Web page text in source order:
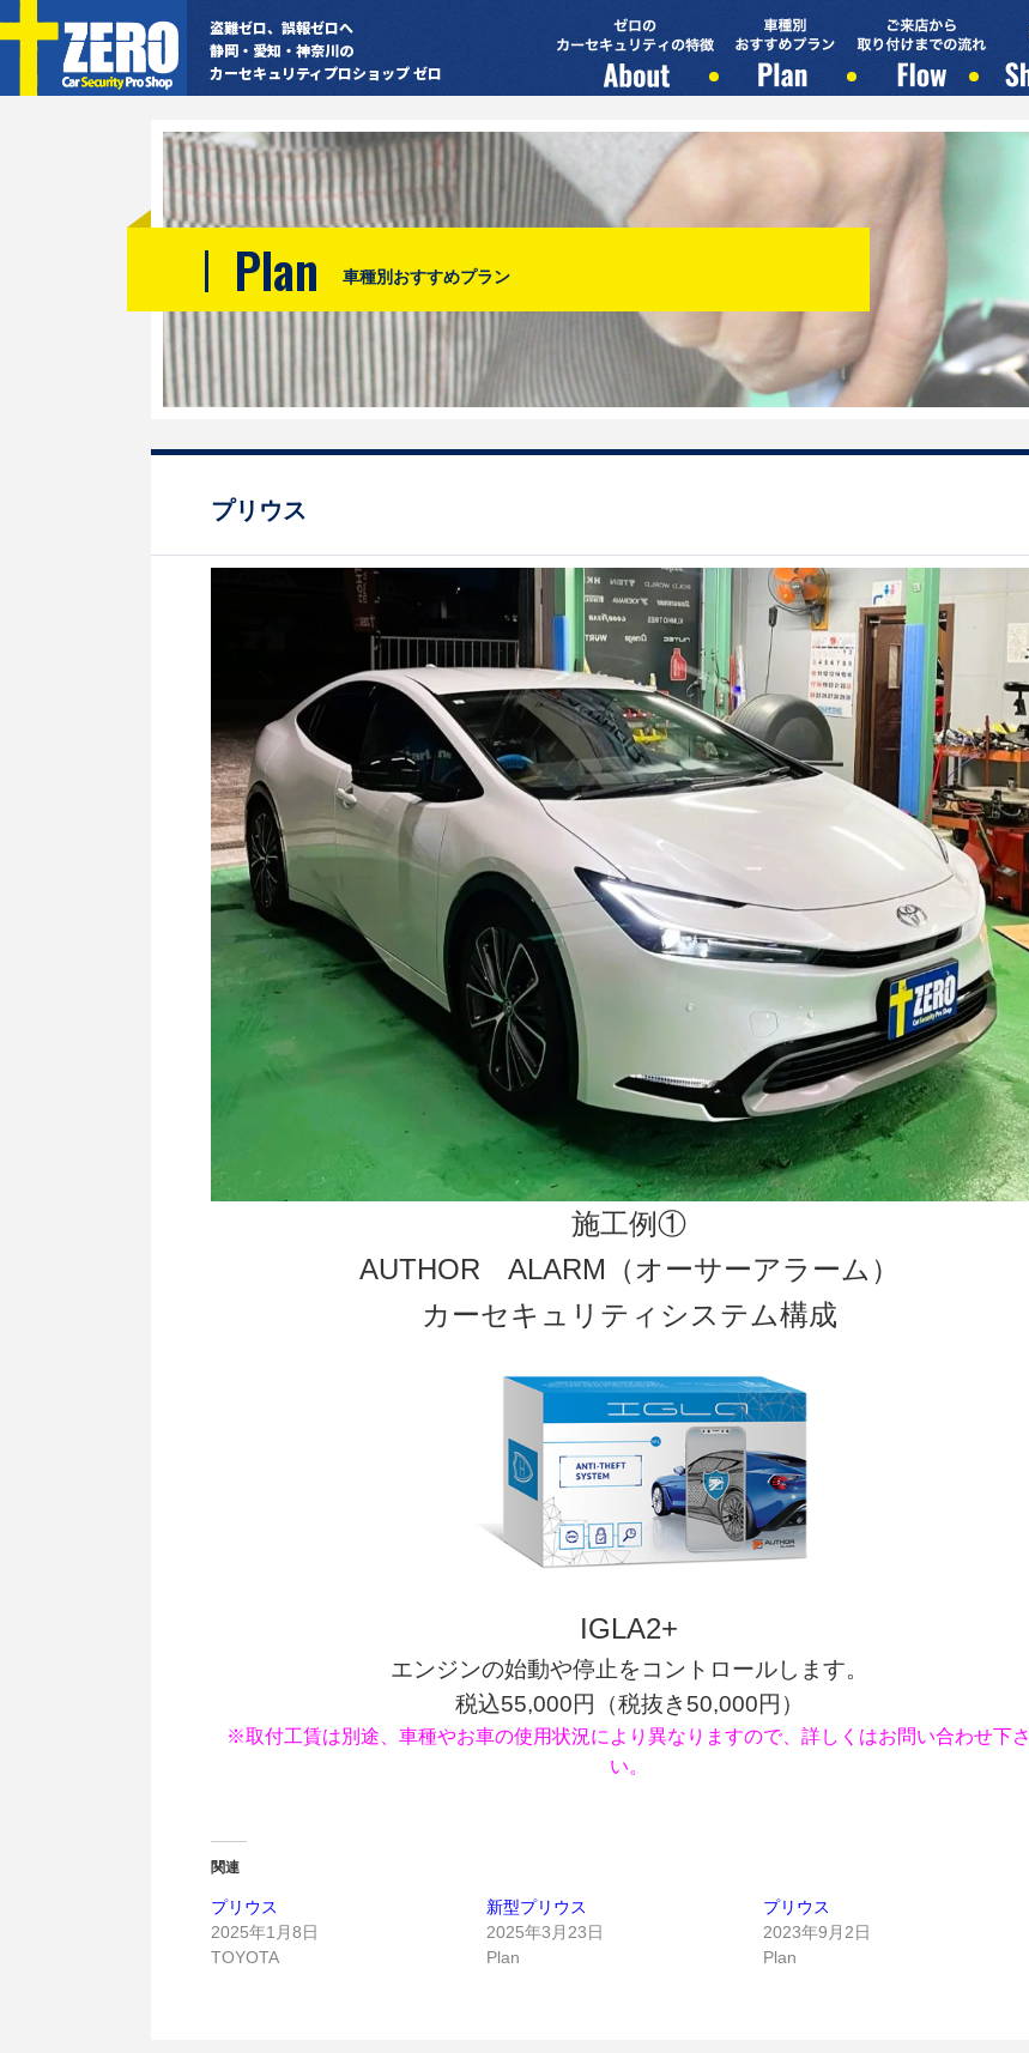
盗難ゼロ、誤報ゼロへ
静岡・愛知・神奈川の
カーセキュリティプロショップ ゼロ
Plan 車種別おすすめプラン
プリウス
施工例①
AUTHOR ALARM（オーサーアラーム）
カーセキュリティシステム構成
IGLA2+
エンジンの始動や停止をコントロールします。
税込55,000円（税抜き50,000円）
※取付工賃は別途、車種やお車の使用状況により異なりますので、詳しくはお問い合わせ下さ
い。
関連
プリウス
2025年1月8日
TOYOTA
新型プリウス
2025年3月23日
Plan
プリウス
2023年9月2日
Plan